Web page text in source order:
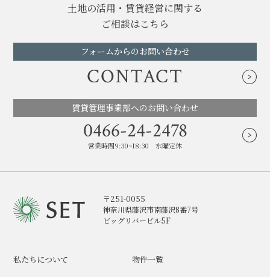
土地の活用・賃貸経営に関する
ご相談はこちら
フォームからのお問い合わせ
CONTACT
賃貸管理事業部へのお問い合わせ
0466-24-2478
営業時間9:30~18:30 水曜定休
〒251-0055
神奈川県藤沢市南藤沢8番7号
ビッグリバービル5F
私たちについて 物件一覧